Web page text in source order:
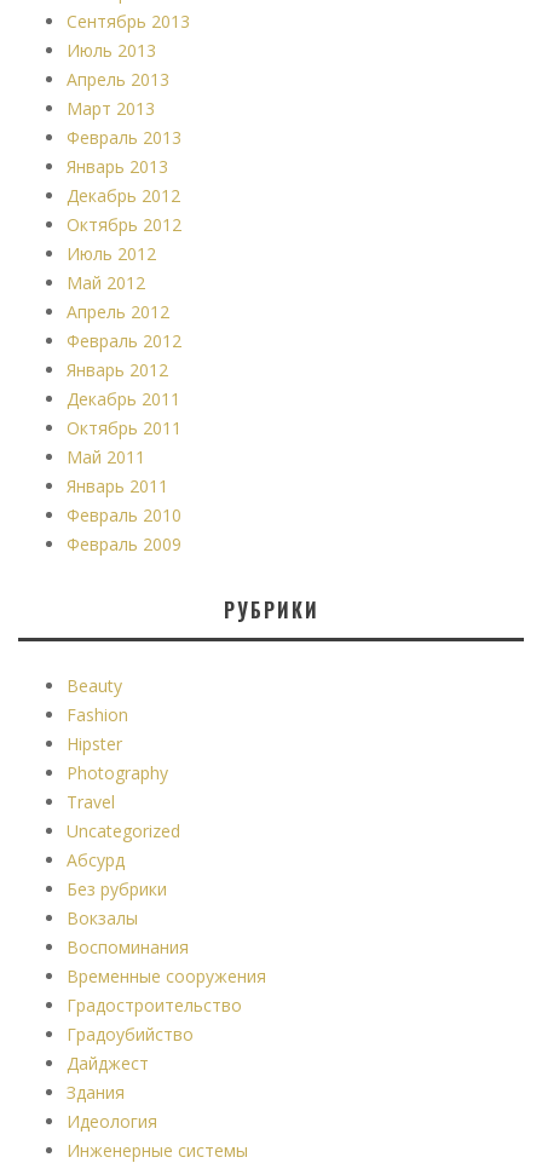
Сентябрь 2013
Июль 2013
Апрель 2013
Март 2013
Февраль 2013
Январь 2013
Декабрь 2012
Октябрь 2012
Июль 2012
Май 2012
Апрель 2012
Февраль 2012
Январь 2012
Декабрь 2011
Октябрь 2011
Май 2011
Январь 2011
Февраль 2010
Февраль 2009
РУБРИКИ
Beauty
Fashion
Hipster
Photography
Travel
Uncategorized
Абсурд
Без рубрики
Вокзалы
Воспоминания
Временные сооружения
Градостроительство
Градоубийство
Дайджест
Здания
Идеология
Инженерные системы